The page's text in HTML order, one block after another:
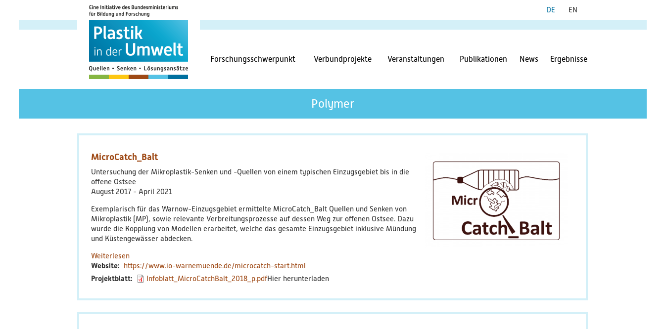
Forschungsschwerpunkt Verbundprojekte Veranstaltungen Publikationen News Ergebnisse
Polymer
MicroCatch_Balt
Untersuchung der Mikroplastik-Senken und -Quellen von einem typischen Einzugsgebiet bis in die
offene Ostsee
August 2017
April 2021
Exemplarisch für das Warnow-Einzugsgebiet ermittelte MicroCatch_Balt Quellen und Senken von
Mikroplastik (MP), sowie relevante Verbreitungsprozesse auf dessen Weg zur offenen Ostsee. Dazu
wurde die Kopplung von Modellen erarbeitet, welche das gesamte Einzugsgebiet inklusive Mündung
und Küstengewässer abdecken.
Weiterlesen
MicroCatch_Balt
Website
https://www.io-warnemuende.de/microcatch-start.html
Projektblatt
Infoblatt_MicroCatchBalt_2018_p.pdf